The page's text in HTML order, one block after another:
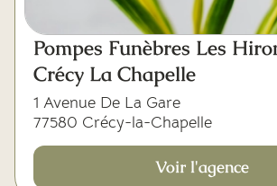
Pompes Funèbres Les
Crécy La Chapelle
1 Avenue De La Gare
77580 Crécy-la-Chapelle
Voir l'agence